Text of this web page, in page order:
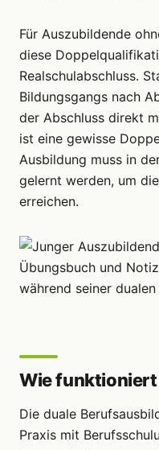
Für Auszubildende
diese
Realschulabschluss.
Bildungsgangs nach
der Abschluss direkt
ist eine gewisse
Ausbildung muss in
gelernt werden, um
erreichen.
Wie funktioniert
Die duale
Praxis mit